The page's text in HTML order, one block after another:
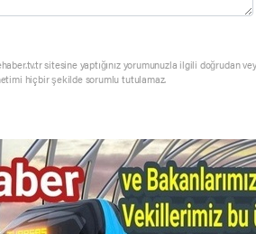
sitesine yaptığınız yorumunuzla ilgili doğrudan
hiçbir şekilde sorumlu tutulamaz.